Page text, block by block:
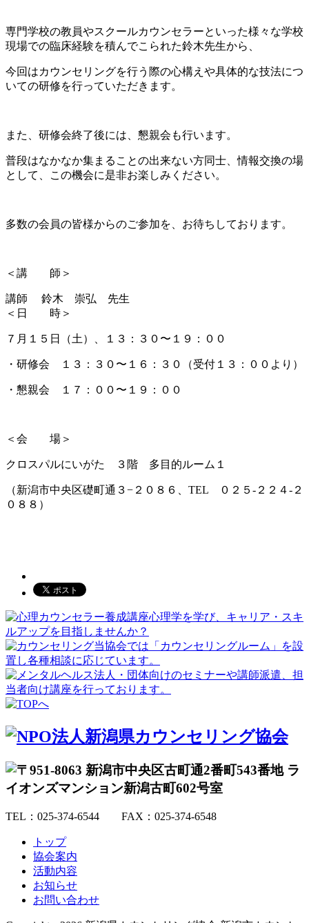
専門学校の教員やスクールカウンセラーといった様々な学校
現場での臨床経験を積んでこられた鈴木先生から、
今回はカウンセリングを行う際の心構えや具体的な技法につ
いての研修を行っていただきます。
また、研修会終了後には、懇親会も行います。
普段はなかなか集まることの出来ない方同士、情報交換の場
として、この機会に是非お楽しみください。
多数の会員の皆様からのご参加を、お待ちしております。
＜講 師＞
講師 鈴木 崇弘 先生
＜日 時＞
７月１５日（土）、１３：３０〜１９：００
・研修会 １３：３０〜１６：３０（受付１３：００より）
・懇親会 １７：００〜１９：００
＜会 場＞
クロスパルにいがた ３階 多目的ルーム１
（新潟市中央区礎町通３−２０８６、TEL ０２５‐２２４‐２
０８８）
TEL：025-374-6544 FAX：025-374-6548
トップ
協会案内
活動内容
お知らせ
お問い合わせ